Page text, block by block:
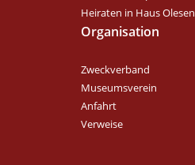
Heiraten in Haus Olesen
Organisation
Zweckverband
Museumsverein
Anfahrt
Verweise